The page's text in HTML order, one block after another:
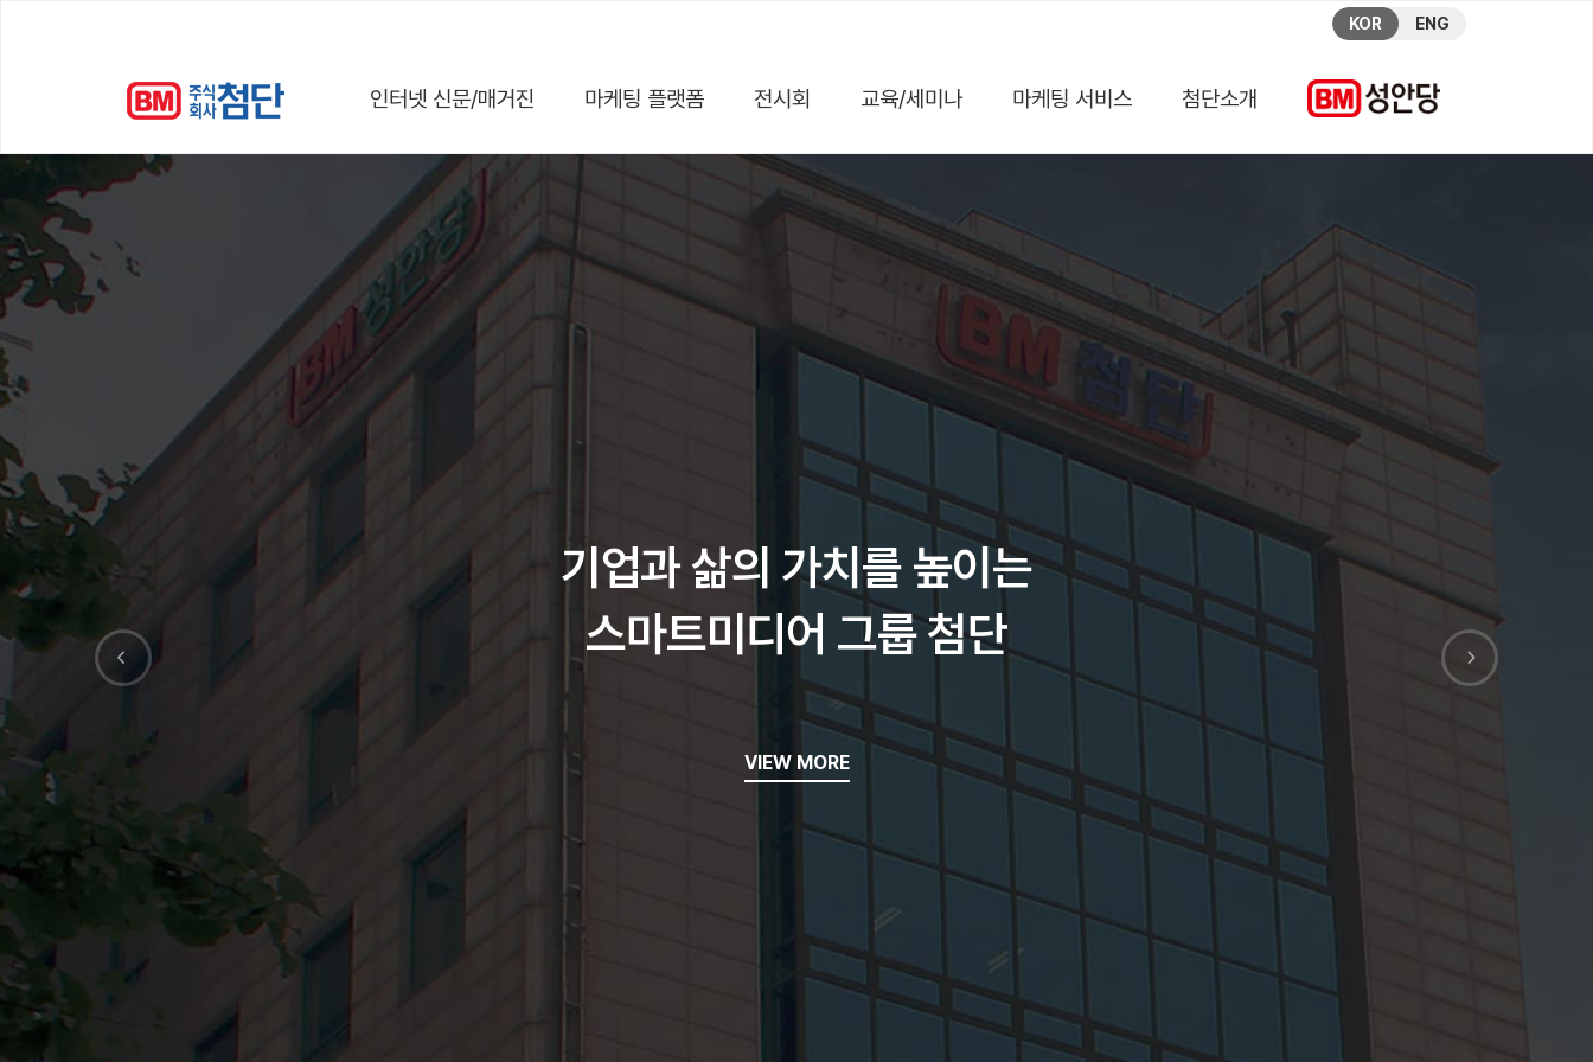
KOR ENG
인터넷 신문/매거진 마케팅 플랫폼 전시회 교육/세미나 마케팅 서비스 첨단소개
기업과 삶의 가치를 높이는
스마트미디어 그룹 첨단
VIEW MORE